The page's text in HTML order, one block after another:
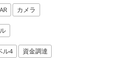
カメラ
ル4 資金調達